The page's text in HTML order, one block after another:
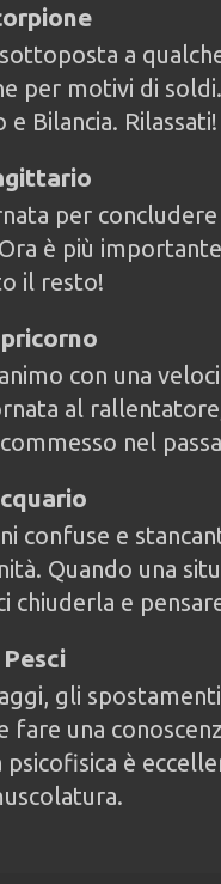
a
per motivi di soldi.
Bilancia. Rilassati!
per concludere
è più
il resto!
con una
al
nel
confuse e
Quando una
chiuderla e
Pesci
gli
fare una
è